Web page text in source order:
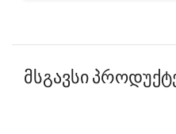
მსგავსი